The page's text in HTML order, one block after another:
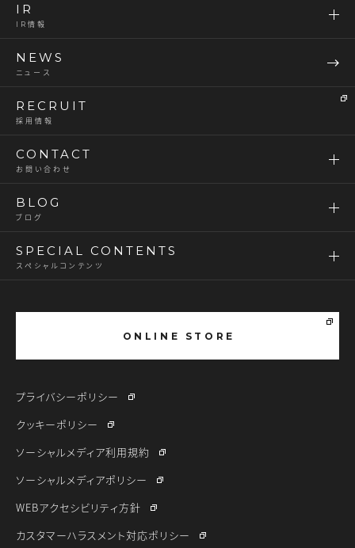
IR
IR情報
NEWS
ニュース
RECRUIT
採用情報
CONTACT
お問い合わせ
BLOG
ブログ
SPECIAL CONTENTS
スペシャルコンテンツ
ONLINE STORE
プライバシーポリシー
クッキーポリシー
ソーシャルメディア利用規約
ソーシャルメディアポリシー
WEBアクセシビリティ方針
カスタマーハラスメント対応ポリシー